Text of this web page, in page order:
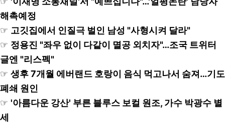
해촉예정
☞ 고깃집에서 인질극 벌인 남성 "사형시켜 달라"
☞ 정용진 "좌우 없이 다같이 멸공 외치자"…조국 트위터
글엔 "리스펙"
☞ 생후 7개월 에버랜드 호랑이 음식 먹고나서 숨져…기도
폐쇄 원인
☞ '아름다운 강산' 부른 블루스 보컬 원조, 가수 박광수 별
세